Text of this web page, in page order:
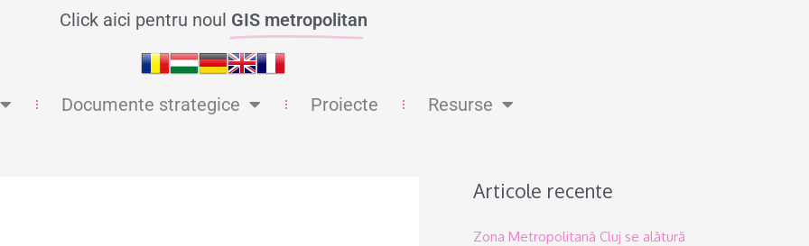
Click aici pentru noul GIS metropolitan
Documente strategice Proiecte Resurse
Articole recente
Zona Metropolitană Cluj se alătură